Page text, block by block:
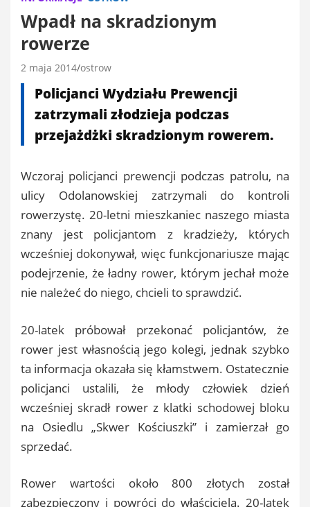
Wpadł na skradzionym
rowerze
2 maja 2014 ostrow
Policjanci Wydziału Prewencji
zatrzymali złodzieja podczas
przejażdżki skradzionym rowerem.
Wczoraj policjanci prewencji podczas patrolu, na
ulicy Odolanowskiej zatrzymali do kontroli
rowerzystę. 20-letni mieszkaniec naszego miasta
znany jest policjantom z kradzieży, których
wcześniej dokonywał, więc funkcjonariusze mając
podejrzenie, że ładny rower, którym jechał może
nie należeć do niego, chcieli to sprawdzić.
20-latek próbował przekonać policjantów, że
rower jest własnością jego kolegi, jednak szybko
ta informacja okazała się kłamstwem. Ostatecznie
policjanci ustalili, że młody człowiek dzień
wcześniej skradł rower z klatki schodowej bloku
na Osiedlu „Skwer Kościuszki” i zamierzał go
sprzedać.
Rower wartości około 800 złotych został
zabezpieczony i powróci do właściciela. 20-latek